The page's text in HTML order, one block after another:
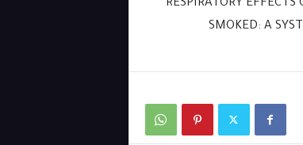
RESPIRATORY
SMOKED: A